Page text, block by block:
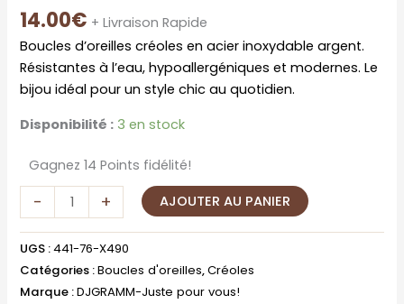
14.00€ + Livraison Rapide
Boucles d’oreilles créoles en acier inoxydable argent.
Résistantes à l’eau, hypoallergéniques et modernes. Le
bijou idéal pour un style chic au quotidien.
Disponibilité : 3 en stock
Gagnez 14 Points fidélité!
- + AJOUTER AU PANIER
UGS :441-76-X490
Catégories :Boucles d'oreilles,Créoles
Marque :DJGRAMM-Juste pour vous!